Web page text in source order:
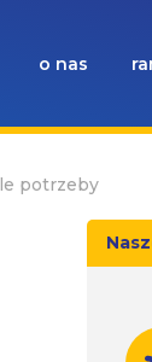
o nas
potrzeby